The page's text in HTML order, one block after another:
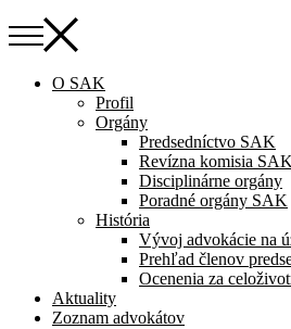
O SAK
Profil
Orgány
Predsedníctvo SAK
Revízna komisia SAK
Disciplinárne orgány
Poradné orgány SAK
História
Vývoj advokácie na
Prehľad členov
Ocenenia za
Aktuality
Zoznam advokátov